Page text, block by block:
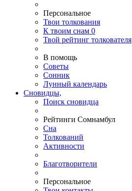
Персональное
Твои толкования
К твоим снам 0
Твой рейтинг толкователя
В помощь
Советы
Сонник
Лунный календарь
Сновидцы,
Поиск сновидца
Рейтинги Сомнамбул
Сна
Толкований
Активности
Благотворители
Персональное